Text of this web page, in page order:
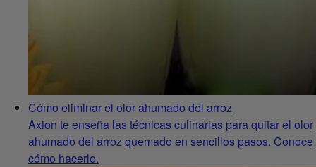
Cómo eliminar el olor ahumado del arroz
Axion te enseña las técnicas culinarias para quitar el olor
ahumado del arroz quemado en sencillos pasos. Conoce
cómo hacerlo.